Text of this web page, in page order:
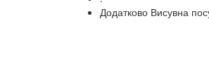
Додатково Висувна